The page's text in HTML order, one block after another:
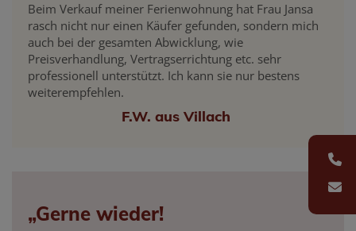
Beim Verkauf meiner Ferienwohnung hat Frau Jansa
rasch nicht nur einen Käufer gefunden, sondern mich
auch bei der gesamten Abwicklung, wie
Preisverhandlung, Vertragserrichtung etc. sehr
professionell unterstützt. Ich kann sie nur bestens
weiterempfehlen.
F.W. aus Villach
„Gerne wieder!